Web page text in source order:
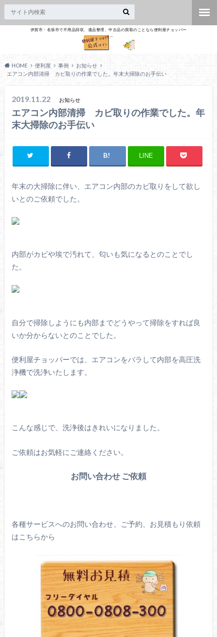
伊賀市・名張市で不用品回収、遺品整理、中古品の買取のことなら便利屋チョッパー
HOME 便利屋 事例
お知らせ
エアコン内部清掃 カビ取りの作業でした。年末大掃除のお手伝い
2019.11.22 お知らせ
エアコン内部清掃 カビ取りの作業でした。年
末大掃除のお手伝い
LINE
年末の大掃除に伴い、エアコン内部のカビ取りをして欲し
いとのご依頼でした。
内部がカビや埃で汚れて、匂いも気になるとのことでし
た。
自分で掃除しようにも内部までどうやって掃除をすれば良
いか分からないとのことでした。
便利屋チョッパーでは、エアコンをバラして内部を高圧洗
浄機で洗浄いたします。
こんな感じで、洗浄後はきれいになりました。
ご依頼はお気軽にご連絡ください。
お問い合わせ ご依頼
各種サービスへのお問い合わせ、ご予約、お見積もり依頼
はこちらから